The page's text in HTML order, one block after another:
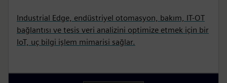
Industrial Edge, endüstriyel otomasyon, bakım, IT-OT
bağlantısı ve tesis veri analizini optimize etmek için bir
IoT, uç bilgi işlem mimarisi sağlar.